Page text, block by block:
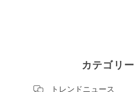
カテゴリー
トレンドニュース